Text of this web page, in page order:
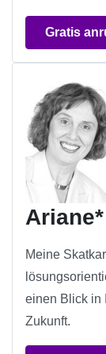
Gratis
Ariane*
Meine
einen Blick in
Zukunft.